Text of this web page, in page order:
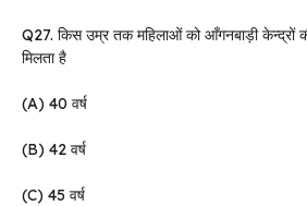
Q27. किस उम्र तक महिलाओं को आँगनबाड़ी केन्द्रों
मिलता है
(A) 40 वर्ष
(B) 42 वर्ष
(C) 45 वर्ष